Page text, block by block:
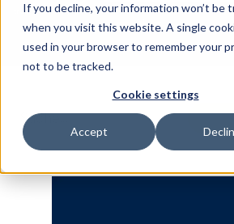
If you decline, your information won’t be
when you visit this website. A single
used in your browser to remember your
not to be tracked.
Cookie settings
Accept
DE